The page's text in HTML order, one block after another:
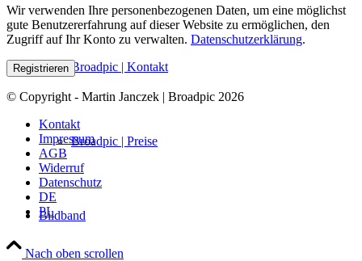
Broadpic | Kontakt
Broadpic | Preise
Bildband
Wir ver­wen­den Ihre per­so­nen­be­zo­ge­nen Daten, um eine mög­lichst
gute Benut­zer­er­fah­rung auf die­ser Web­site zu ermög­li­chen, den
Zugriff auf Ihr Kon­to zu ver­wal­ten. Daten­schutz­er­klä­rung.
Registrieren
© Copyright - Martin Janczek | Broadpic 2026
Kontakt
Impressum
AGB
Widerruf
Datenschutz
DE
PL
Nach oben scrollen